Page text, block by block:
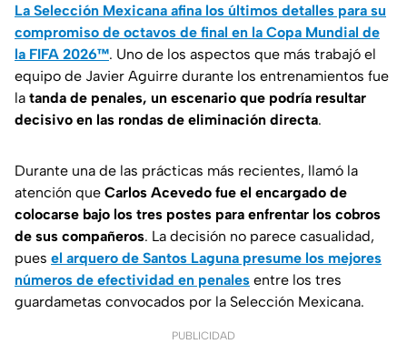
La Selección Mexicana afina los últimos detalles para su
compromiso de octavos de final en la Copa Mundial de
la FIFA 2026™. Uno de los aspectos que más trabajó el
equipo de Javier Aguirre durante los entrenamientos fue
la tanda de penales, un escenario que podría resultar
decisivo en las rondas de eliminación directa.
Durante una de las prácticas más recientes, llamó la
atención que Carlos Acevedo fue el encargado de
colocarse bajo los tres postes para enfrentar los cobros
de sus compañeros. La decisión no parece casualidad,
pues el arquero de Santos Laguna presume los mejores
números de efectividad en penales entre los tres
guardametas convocados por la Selección Mexicana.
PUBLICIDAD